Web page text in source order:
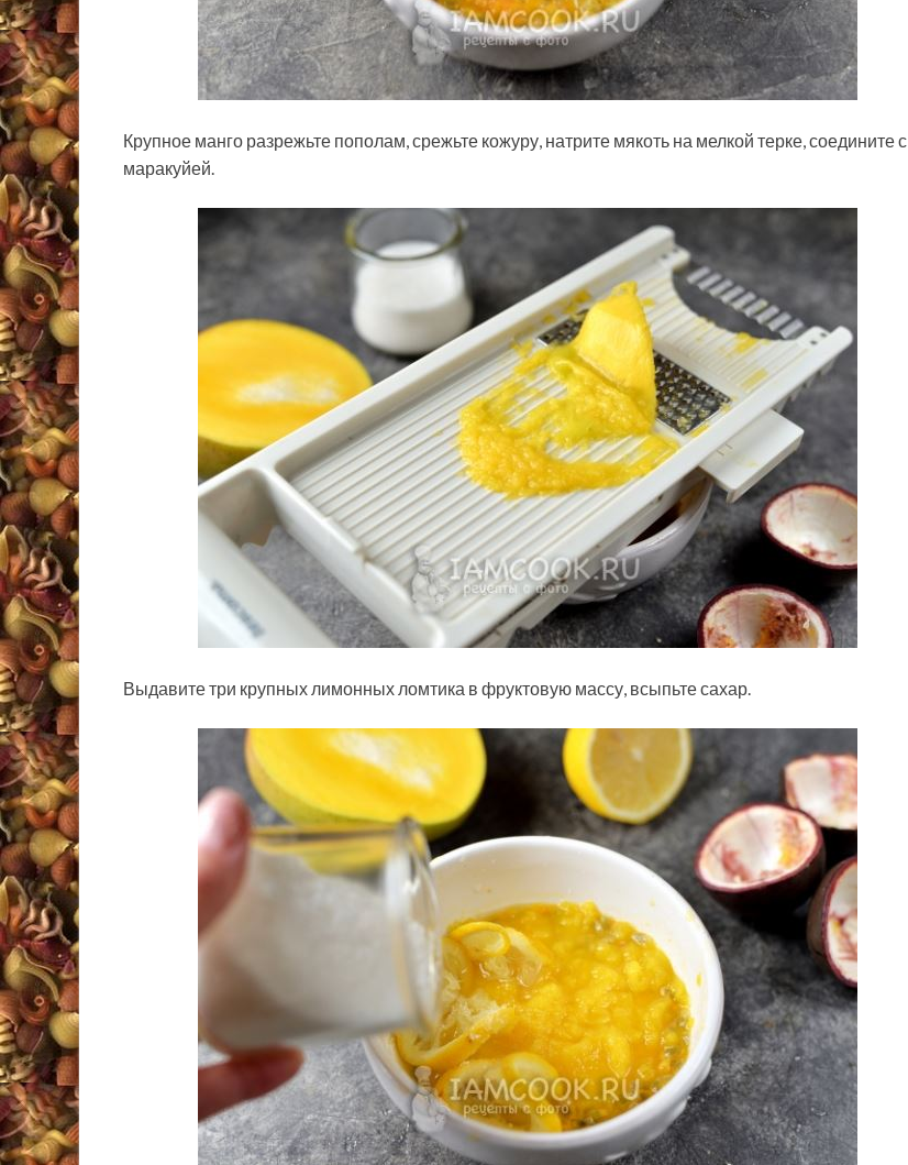
Крупное манго разрежьте пополам, срежьте кожуру, натрите мякоть на мелкой терке, соедините с
маракуйей.
Выдавите три крупных лимонных ломтика в фруктовую массу, всыпьте сахар.